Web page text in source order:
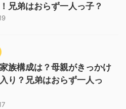
兄弟はおらず一人っ子？
族構成は？母親がきっかけ
り？兄弟はおらず一人っ